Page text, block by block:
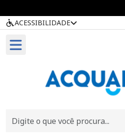
ACESSIBILIDADE